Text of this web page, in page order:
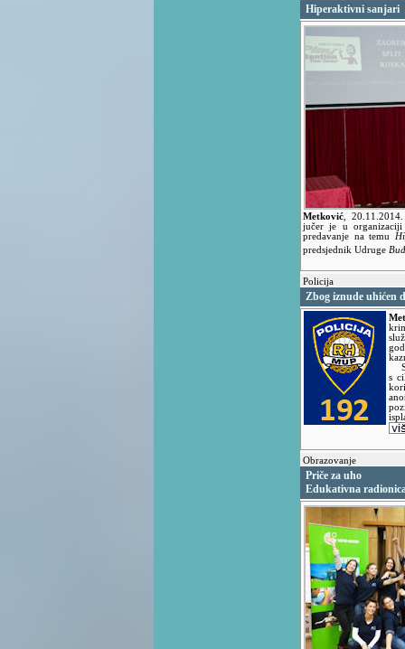
Hiperaktivni sanjari
Metković
jučer je u
predavanje na temu
predsjednik Udruge
Policija
Zbog iznude uhićen
s
Obrazovanje
Priče za uho
Edukativna